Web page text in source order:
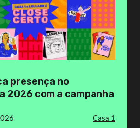
presença no
2026 com a campanha
Casa 1